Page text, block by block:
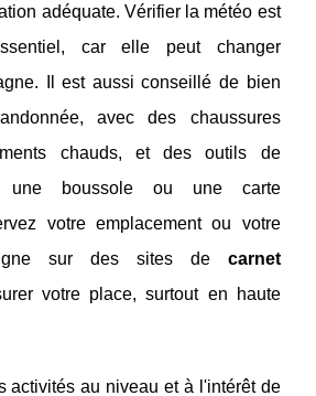
adéquate. Vérifier la météo est
car elle peut changer
Il est aussi conseillé de bien
avec des chaussures
chauds, et des outils de
une boussole ou une carte
votre emplacement ou votre
sur des sites de carnet
votre place, surtout en haute
activités au niveau et à l'intérêt de